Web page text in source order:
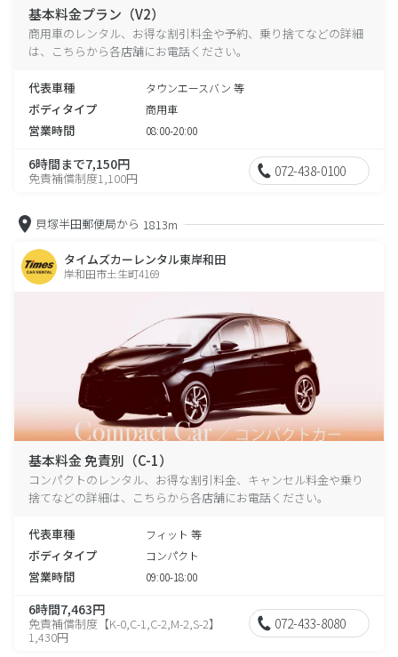
基本料金プラン（V2）
商用車のレンタル、お得な割引料金や予約、乗り捨てなどの詳細
は、こちらから各店舗にお電話ください。
代表車種 タウンエースバン 等
ボディタイプ 商用車
営業時間 08:00-20:00
6時間まで7,150円
免責補償制度1,100円 072-438-0100
貝塚半田郵便局から 1813m
タイムズカーレンタル東岸和田
岸和田市土生町4169
基本料金 免責別（C-1）
コンパクトのレンタル、お得な割引料金、キャンセル料金や乗り
捨てなどの詳細は、こちらから各店舗にお電話ください。
代表車種 フィット 等
ボディタイプ コンパクト
営業時間 09:00-18:00
6時間7,463円
免責補償制度【K-0,C-1,C-2,M-2,S-2】
1,430円
072-433-8080